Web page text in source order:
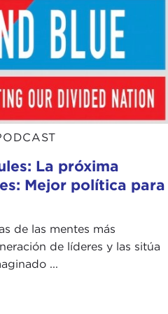
La próxima
Mejor política para
de las mentes más
de líderes y las sitúa
...